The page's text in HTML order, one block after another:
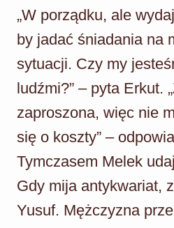
„W porządku, ale
by jadać śniadania na
sytuacji. Czy my
ludźmi?” – pyta Erkut.
zaproszona, więc nie
się o koszty” –
Tymczasem Melek
Gdy mija antykwariat,
Yusuf. Mężczyzna